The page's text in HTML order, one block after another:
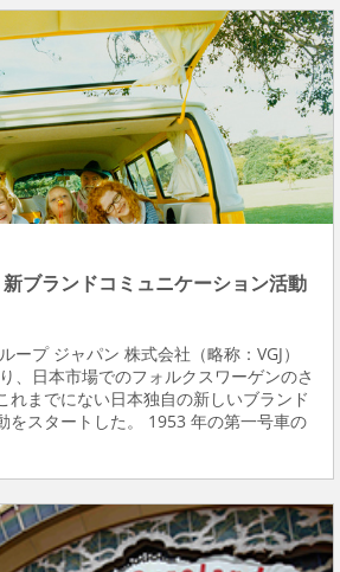
ブランドコミュニケーション活動
ープ ジャパン 株式会社（略称：VGJ）
、日本市場でのフォルクスワーゲンのさ
れまでにない日本独自の新しいブランド
をスタートした。 1953 年の第一号車の